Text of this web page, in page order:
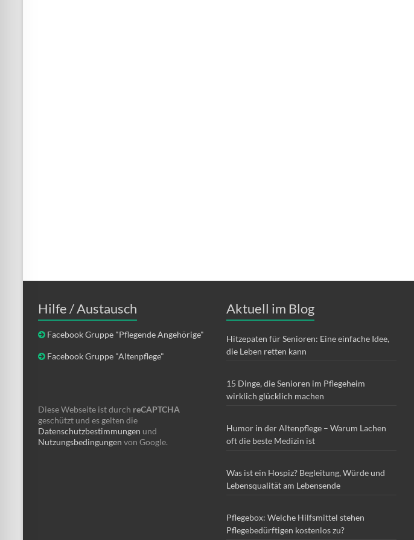
Hilfe / Austausch
Facebook Gruppe "Pflegende Angehörige"
Facebook Gruppe "Altenpflege"
Diese Webseite ist durch reCAPTCHA
geschützt und es gelten die
Datenschutzbestimmungen und
Nutzungsbedingungen von Google.
Aktuell im Blog
Hitzepaten für Senioren: Eine einfache Idee,
die Leben retten kann
15 Dinge, die Senioren im Pflegeheim
wirklich glücklich machen
Humor in der Altenpflege – Warum Lachen
oft die beste Medizin ist
Was ist ein Hospiz? Begleitung, Würde und
Lebensqualität am Lebensende
Pflegebox: Welche Hilfsmittel stehen
Pflegebedürftigen kostenlos zu?